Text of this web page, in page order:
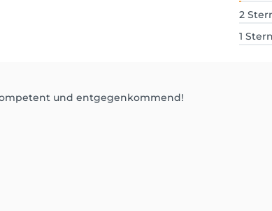
2
1 Stern
und entgegenkommend!